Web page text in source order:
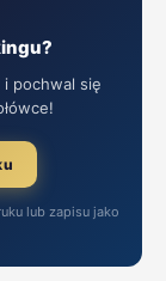
i pochwal się
lub zapisu jako